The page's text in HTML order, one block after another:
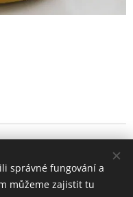
Cookies
správné fungování a
můžeme zajistit tu